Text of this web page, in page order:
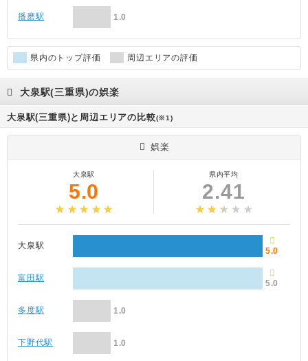
播磨駅 1.0
県内のトップ評価 周辺エリアの評価
大泉駅(三重県)の娯楽
大泉駅(三重県)と周辺エリアの比較(※1)
娯楽
大泉駅
5.0
県内平均
2.41
大泉駅
5.0
富田駅
5.0
多度駅 1.0
下野代駅 1.0